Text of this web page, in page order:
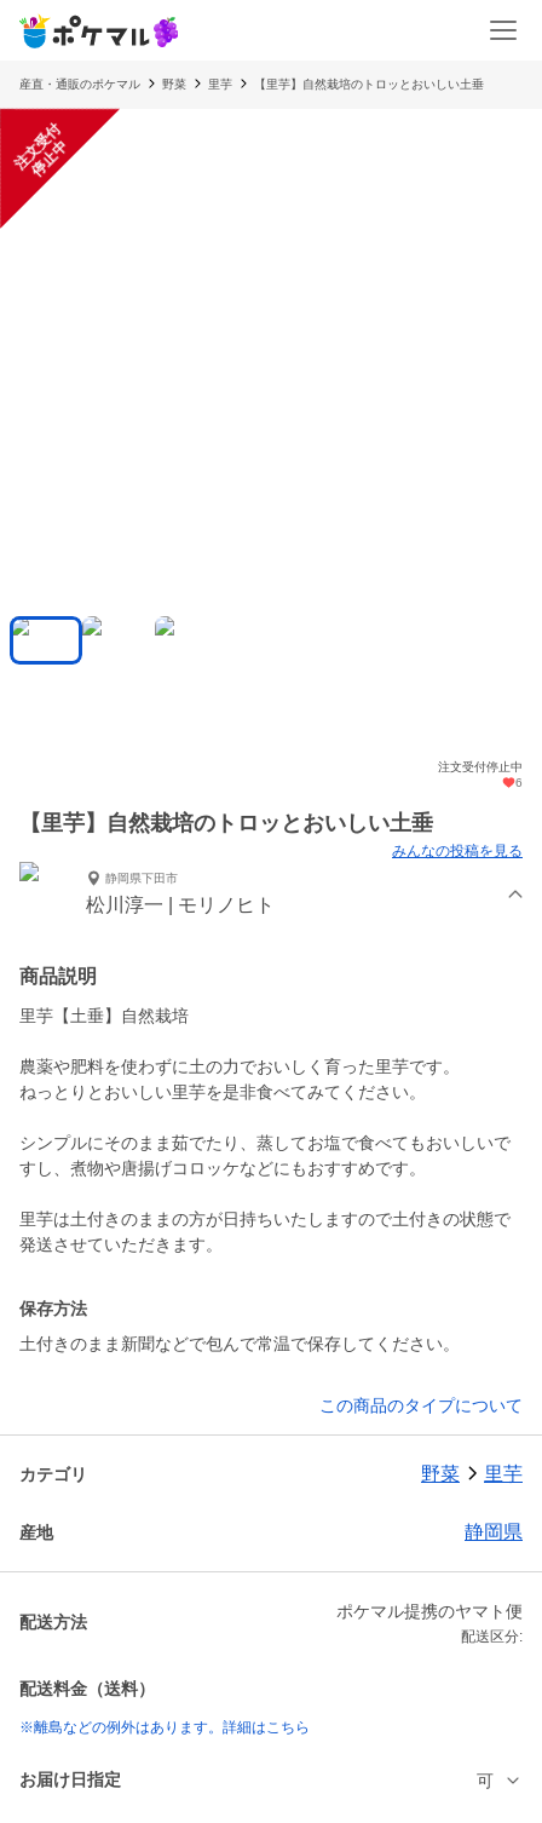
産直・通販のポケマル 野菜 里芋 【里芋】自然栽培のトロッとおいしい土垂
注
文
受
付
停
止
中
注文受付停止中
6
【里芋】自然栽培のトロッとおいしい土垂
みんなの投稿を見る
静岡県下田市
松川淳一 | モリノヒト
商品説明
里芋【土垂】自然栽培
農薬や肥料を使わずに土の力でおいしく育った里芋です。
ねっとりとおいしい里芋を是非食べてみてください。
シンプルにそのまま茹でたり、蒸してお塩で食べてもおいしいで
すし、煮物や唐揚げコロッケなどにもおすすめです。
里芋は土付きのままの方が日持ちいたしますので土付きの状態で
発送させていただきます。
保存方法
土付きのまま新聞などで包んで常温で保存してください。
この商品のタイプについて
カテゴリ 野菜 里芋
産地 静岡県
配送方法
ポケマル提携のヤマト便
配送区分:
配送料金（送料）
※離島などの例外はあります。詳細はこちら
お届け日指定 可